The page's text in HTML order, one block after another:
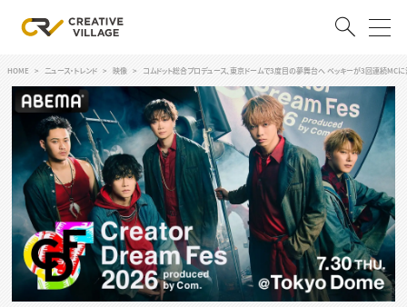
ログイン 会員登録
RECRUIT
クリエイター求人を探す
CREATIVE JOB求人検索
特集求人
採用説明会
転職支援サービス
HOME ニュース・トレンド 映像 コムドット総合プロデュース、東京ドームで3度目の夢舞台へ ベッキーが3回連続MC